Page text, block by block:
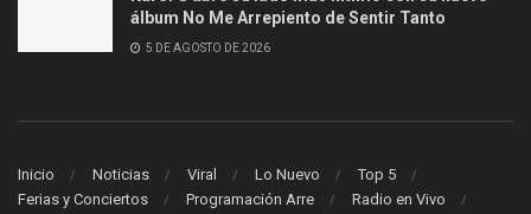
álbum No Me Arrepiento de Sentir Tanto
5 DE AGOSTO DE 2026
Inicio Noticias Viral Lo Nuevo
Top 5
Ferias y Conciertos
Programación Arre Radio en Vivo